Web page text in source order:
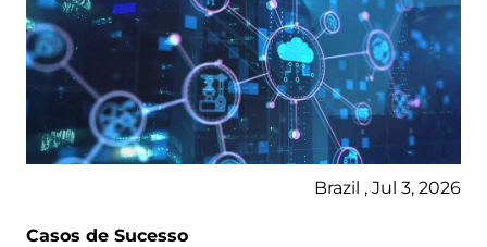
Brazil , Jul 3, 2026
Casos de Sucesso